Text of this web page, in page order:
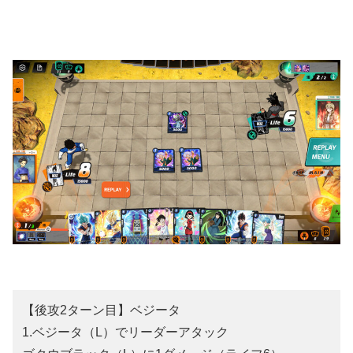
【後攻2ターン目】ベジータ
1.ベジータ（L）でリーダーアタック